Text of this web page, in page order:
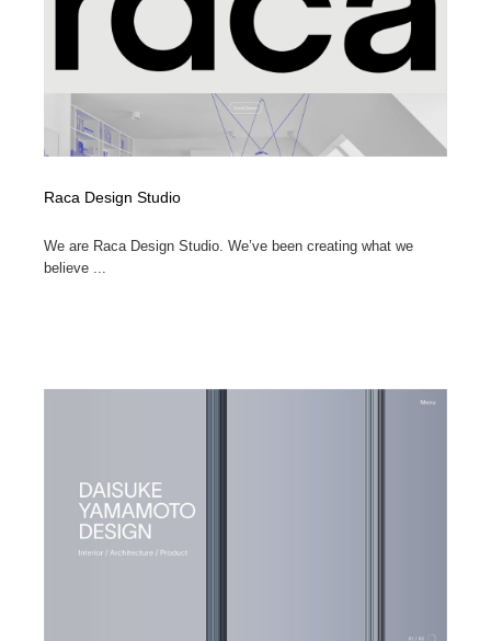
Raca Design Studio
We are Raca Design Studio. We’ve been creating what we
believe ...